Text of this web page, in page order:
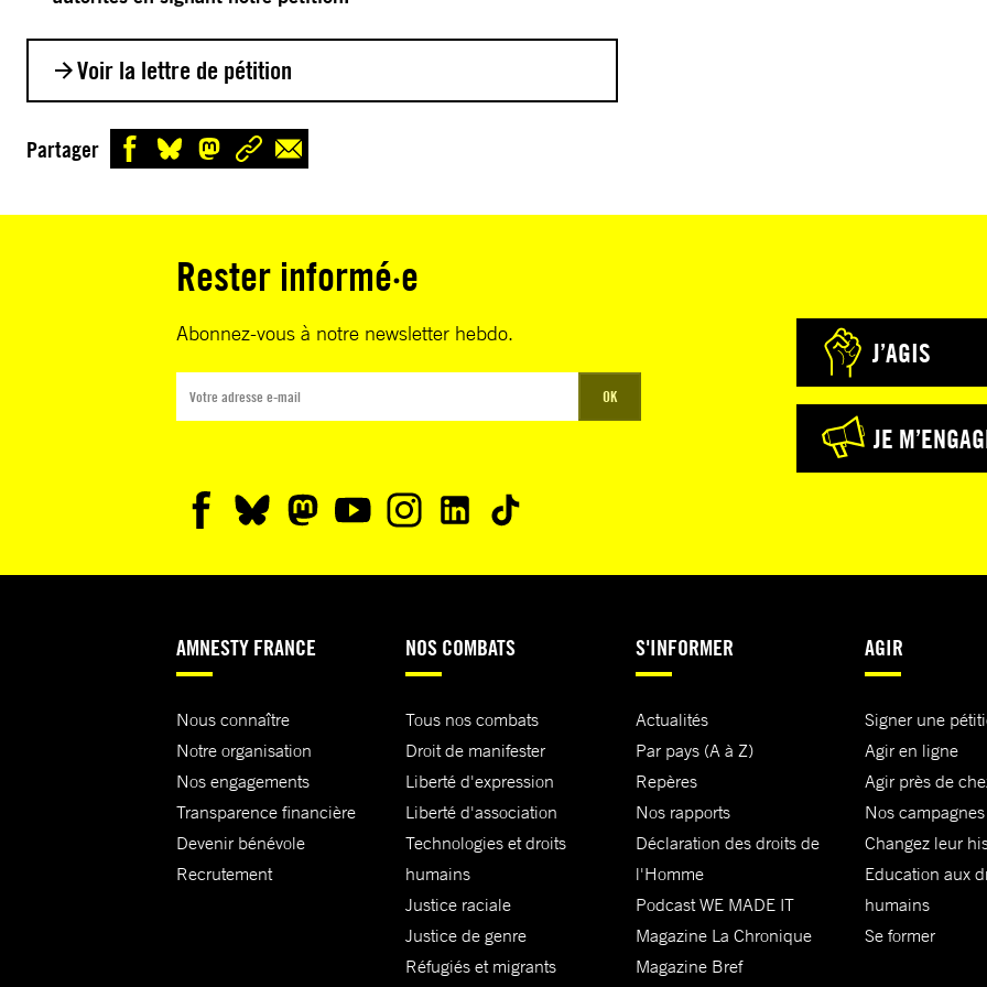
Voir la lettre de pétition
À Ismaela Madior Fall, ministre de la Justice
pied d’une commission d’enquête indépendante et impartiale
cours desquelles 14 personnes avaient perdu la vie.
Le 8 décembre 2021, le Président Macky Sall a déclaré que la
Commission n’était plus d’actualité en raison de l’engagement
Le 1er juin 2023, des violences ont éclaté dans plusieurs villes
l’opposant Ousmane Sonko à l’issue duquel ce dernier a été
Les manifestations ont causé la mort d’au moins 23 personnes
et fait au moins 357 blessés (Croix-Rouge sénégalaise). La
police nationale a annoncé l’arrestation de plus de 500
personnes. La plupart des victimes ont été tuées par balles, et à
travers des vidéos qui ont largement circulé sur les réseaux
sociaux et authentifiées par Amnesty International, on peut
apercevoir des civils armés aux côtés des forces de défense et
de sécurité réprimant avec brutalité les manifestants, les
Partager
Rester informé·e
Abonnez-vous à notre newsletter hebdo.
OK
J’AGIS
JE
AMNESTY FRANCE
Nous connaître
Notre organisation
Nos engagements
Transparence financière
Devenir bénévole
Recrutement
NOS COMBATS
Tous nos combats
Droit de manifester
Liberté d'expression
Liberté d'association
Technologies et droits
humains
Justice raciale
Justice de genre
Réfugiés et migrants
S'INFORMER
Actualités
Par pays (A à Z)
Repères
Nos rapports
Déclaration des droits de
l'Homme
Podcast WE MADE IT
Magazine La Chronique
Magazine Bref
AGIR
Signer une
Agir en ligne
Agir près de
Nos campagnes
Changez leur
Education aux
humains
Se former